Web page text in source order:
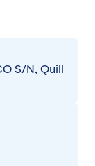
S/N, Quill